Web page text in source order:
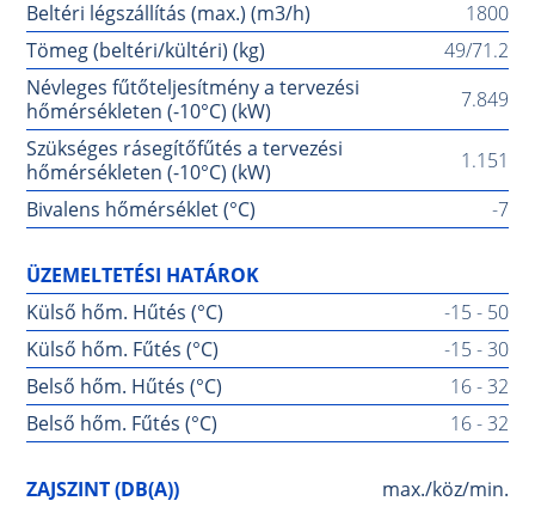
Beltéri légszállítás (max.) (m3/h)
1800
Tömeg (beltéri/kültéri) (kg)
49/71.2
Névleges fűtőteljesítmény a tervezési
hőmérsékleten (-10°C) (kW)
7.849
Szükséges rásegítőfűtés a tervezési
hőmérsékleten (-10°C) (kW)
1.151
Bivalens hőmérséklet (°C)
-7
ÜZEMELTETÉSI HATÁROK
Külső hőm. Hűtés (°C)
-15 - 50
Külső hőm. Fűtés (°C)
-15 - 30
Belső hőm. Hűtés (°C)
16 - 32
Belső hőm. Fűtés (°C)
16 - 32
ZAJSZINT (DB(A)) max./köz/min.